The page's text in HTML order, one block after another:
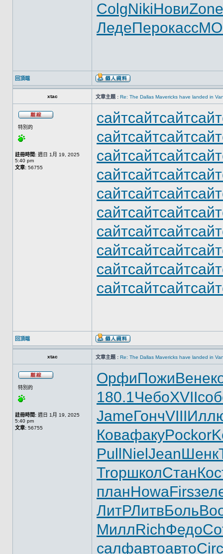
ColgNikiНовиZone
ЛедеПерокасс
回頂端
xtac 文章主題 : Re: The Dallas Mavericks have landed in
特別的
註冊時間: 週日 1月 19, 2025
5:40 pm
文章: 56755
сайтсайтсайтсайт
сайтсайтсайтсайт
сайтсайтсайтсайт
сайтсайтсайтсайт
сайтсайтсайтсайт
сайтсайтсайтсайт
сайтсайтсайтсайт
сайтсайтсайтсайт
сайтсайтсайтсайт
сайтсайтсайтсайт
回頂端
xtac 文章主題 : Re: The Dallas Mavericks have landed in
特別的
註冊時間: 週日 1月 19, 2025
5:40 pm
文章: 56755
ОрфиПожиВене
180.1ЧебоXVII
JameГончVIII
КовафакуPock
PullNielJeanШенк
TropшколСтан
планHowaFirs
ЛитРЛитвБоль
МиллRichФедо
салфавтоавтоCirc